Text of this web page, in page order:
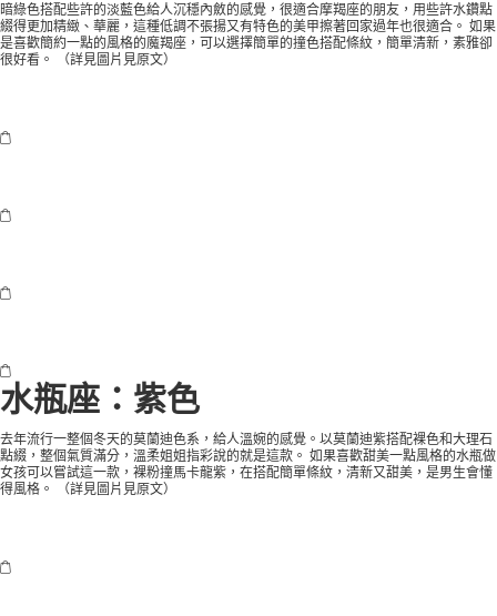
暗綠色搭配些許的淡藍色給人沉穩內斂的感覺，很適合摩羯座的朋友，用些許水鑽點
綴得更加精緻、華麗，這種低調不張揚又有特色的美甲擦著回家過年也很適合。 如果
是喜歡簡約一點的風格的魔羯座，可以選擇簡單的撞色搭配條紋，簡單清新，素雅卻
很好看。 （詳見圖片見原文）
水瓶座：紫色
去年流行一整個冬天的莫蘭迪色系，給人溫婉的感覺。以莫蘭迪紫搭配裸色和大理石
點綴，整個氣質滿分，溫柔姐姐指彩說的就是這款。 如果喜歡甜美一點風格的水瓶做
女孩可以嘗試這一款，裸粉撞馬卡龍紫，在搭配簡單條紋，清新又甜美，是男生會懂
得風格。 （詳見圖片見原文）